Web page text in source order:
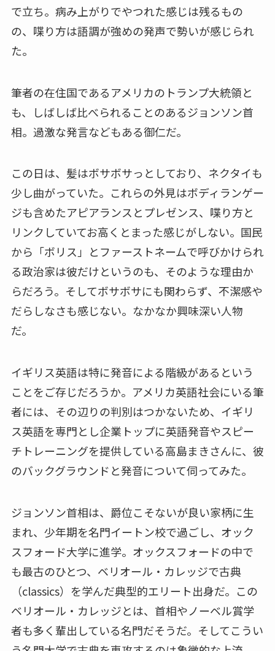
で立ち。病み上がりでやつれた感じは残るもの
の、喋り方は語調が強めの発声で勢いが感じられ
た。
筆者の在住国であるアメリカのトランプ大統領と
も、しばしば比べられることのあるジョンソン首
相。過激な発言などもある御仁だ。
この日は、髪はボサボサっとしており、ネクタイも
少し曲がっていた。これらの外見はボディランゲー
ジも含めたアピアランスとプレゼンス、喋り方と
リンクしていてお高くとまった感じがしない。国民
から「ボリス」とファーストネームで呼びかけられ
る政治家は彼だけというのも、そのような理由か
らだろう。そしてボサボサにも関わらず、不潔感や
だらしなさも感じない。なかなか興味深い人物
だ。
イギリス英語は特に発音による階級があるという
ことをご存じだろうか。アメリカ英語社会にいる筆
者には、その辺りの判別はつかないため、イギリ
ス英語を専門とし企業トップに英語発音やスピー
チトレーニングを提供している高島まきさんに、彼
のバックグラウンドと発音について伺ってみた。
ジョンソン首相は、爵位こそないが良い家柄に生
まれ、少年期を名門イートン校で過ごし、オック
スフォード大学に進学。オックスフォードの中で
も最古のひとつ、ベリオール・カレッジで古典
（classics）を学んだ典型的エリート出身だ。この
ベリオール・カレッジとは、首相やノーベル賞学
者も多く輩出している名門だそうだ。そしてこうい